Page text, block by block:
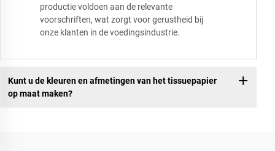
productie voldoen aan de relevante
voorschriften, wat zorgt voor gerustheid bij
onze klanten in de voedingsindustrie.
Kunt u de kleuren en afmetingen van het tissuepapier
op maat maken?